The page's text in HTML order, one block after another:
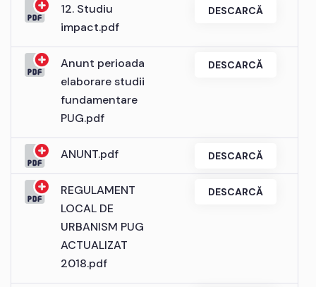
12. Studiu
impact.pdf
DESCARCĂ
Anunt perioada
elaborare studii
fundamentare
PUG.pdf
DESCARCĂ
ANUNT.pdf DESCARCĂ
REGULAMENT
LOCAL DE
URBANISM PUG
ACTUALIZAT
2018.pdf
DESCARCĂ